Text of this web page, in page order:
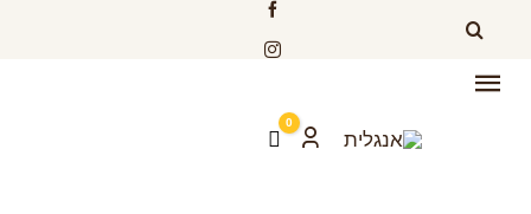
Toggle
Navigation
0